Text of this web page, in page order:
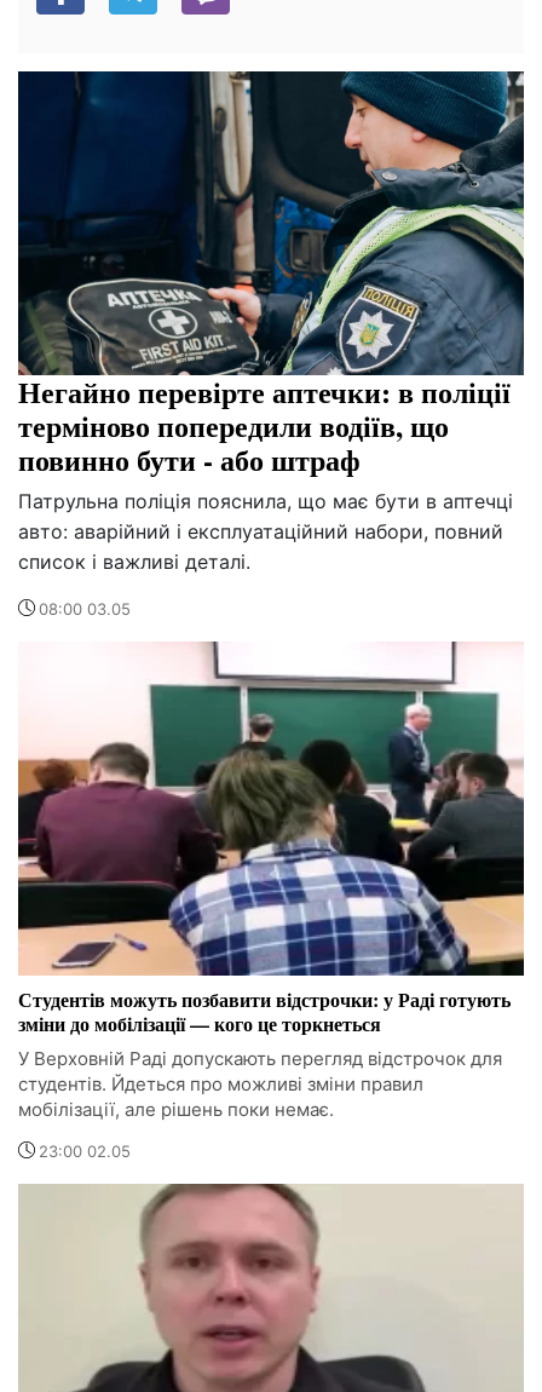
Негайно перевірте аптечки: в поліції
терміново попередили водіїв, що
повинно бути - або штраф
Патрульна поліція пояснила, що має бути в аптечці
авто: аварійний і експлуатаційний набори, повний
список і важливі деталі.
08:00 03.05
Студентів можуть позбавити відстрочки: у Раді готують
зміни до мобілізації — кого це торкнеться
У Верховній Раді допускають перегляд відстрочок для
студентів. Йдеться про можливі зміни правил
мобілізації, але рішень поки немає.
23:00 02.05